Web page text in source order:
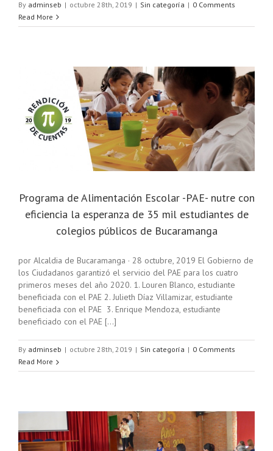
By adminseb | octubre 28th, 2019 | Sin categoría | 0 Comments
Read More
Programa de Alimentación Escolar -PAE- nutre con
eficiencia la esperanza de 35 mil estudiantes de
colegios públicos de Bucaramanga
por Alcaldia de Bucaramanga · 28 octubre, 2019 El Gobierno de
los Ciudadanos garantizó el servicio del PAE para los cuatro
primeros meses del año 2020. 1. Louren Blanco, estudiante
beneficiada con el PAE 2. Julieth Díaz Villamizar, estudiante
beneficiada con el PAE 3. Enrique Mendoza, estudiante
beneficiado con el PAE [...]
By adminseb | octubre 28th, 2019 | Sin categoría | 0 Comments
Read More